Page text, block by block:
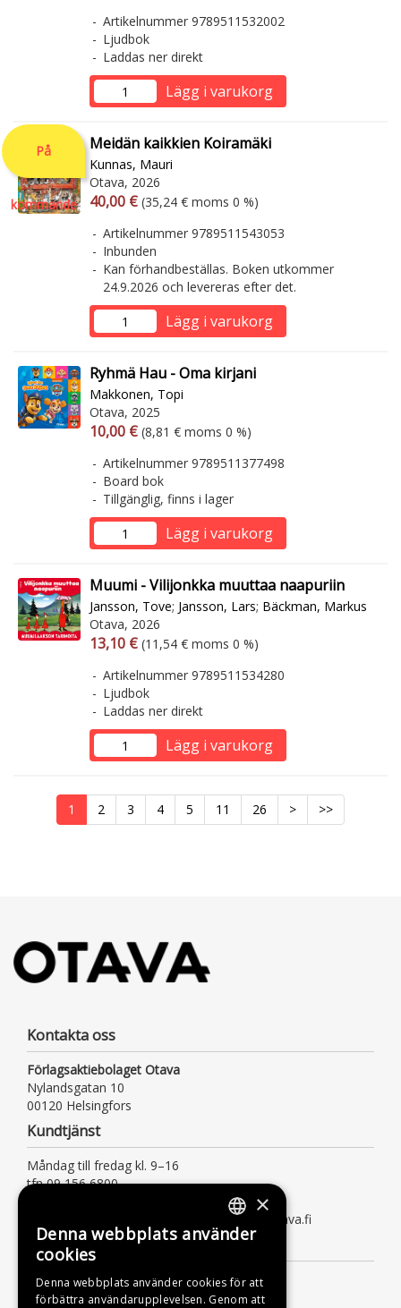
Artikelnummer 9789511532002
Ljudbok
Laddas ner direkt
Lägg i varukorg
På
kommande
Meidän kaikkien Koiramäki
Kunnas, Mauri
Otava, 2026
Arvonlisäverollinen hinta
40,00 € Arvonlisäveroton hinta
(35,24 € moms 0 %)
Artikelnummer 9789511543053
Inbunden
Kan förhandbeställas. Boken utkommer
24.9.2026 och levereras efter det.
Lägg i varukorg
Ryhmä Hau - Oma kirjani
Makkonen, Topi
Otava, 2025
Arvonlisäverollinen hinta
10,00 € Arvonlisäveroton hinta
(8,81 € moms 0 %)
Artikelnummer 9789511377498
Board bok
Tillgänglig, finns i lager
Lägg i varukorg
Muumi - Vilijonkka muuttaa naapuriin
Jansson, Tove; Jansson, Lars; Bäckman, Markus
Otava, 2026
Arvonlisäverollinen hinta
13,10 € Arvonlisäveroton hinta
(11,54 € moms 0 %)
Artikelnummer 9789511534280
Ljudbok
Laddas ner direkt
Lägg i varukorg
1 2 3 4 5 11 26 > >>
Kontakta oss
Förlagsaktiebolaget Otava
Nylandsgatan 10
00120 Helsingfors
Kundtjänst
Måndag till fredag kl. 9–16
tfn 09 156 6800
kundtjanst@otava.fi eller asiakaspalvelu@otava.fi
Information
Leverans
Instruktioner
FINNISH
ENGLISH
×
Denna webbplats använder
cookies
Denna webbplats använder cookies för att
förbättra användarupplevelsen. Genom att